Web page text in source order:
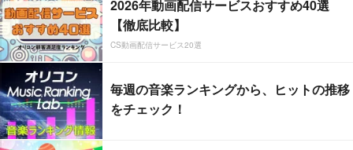
2026年動画配信サービスおすすめ40選
【徹底比較】
CS動画配信サービス20選
毎週の音楽ランキングから、ヒットの推移
をチェック！